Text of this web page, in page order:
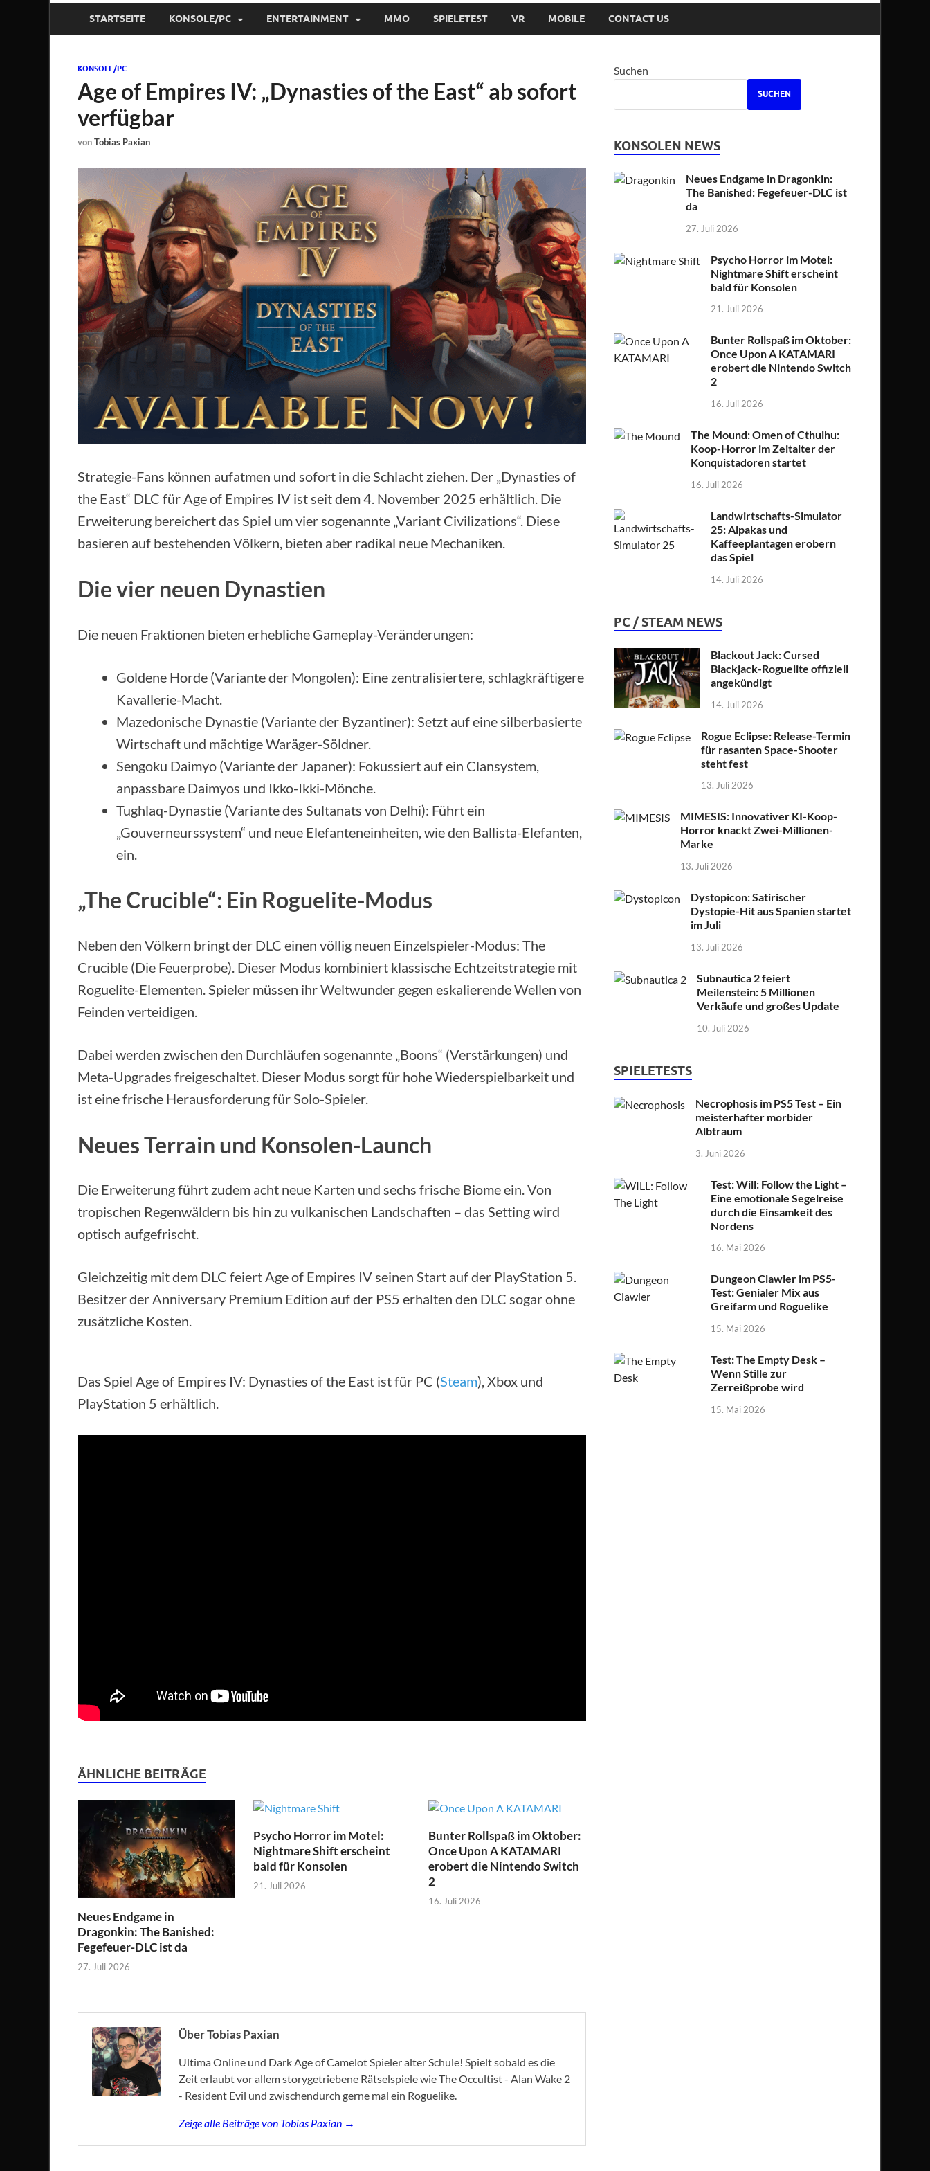
STARTSEITE KONSOLE/PC ENTERTAINMENT MMO SPIELETEST VR MOBILE CONTACT US
KONSOLE/PC
Age of Empires IV: „Dynasties of the East“ ab sofort
verfügbar
vonTobias Paxian
Strategie-Fans können aufatmen und sofort in die Schlacht ziehen. Der „Dynasties of
the East“ DLC für Age of Empires IV ist seit dem 4. November 2025 erhältlich. Die
Erweiterung bereichert das Spiel um vier sogenannte „Variant Civilizations“. Diese
basieren auf bestehenden Völkern, bieten aber radikal neue Mechaniken.
Die vier neuen Dynastien
Die neuen Fraktionen bieten erhebliche Gameplay-Veränderungen:
Goldene Horde (Variante der Mongolen): Eine zentralisiertere, schlagkräftigere
Kavallerie-Macht.
Mazedonische Dynastie (Variante der Byzantiner): Setzt auf eine silberbasierte
Wirtschaft und mächtige Waräger-Söldner.
Sengoku Daimyo (Variante der Japaner): Fokussiert auf ein Clansystem,
anpassbare Daimyos und Ikko-Ikki-Mönche.
Tughlaq-Dynastie (Variante des Sultanats von Delhi): Führt ein
„Gouverneurssystem“ und neue Elefanteneinheiten, wie den Ballista-Elefanten,
ein.
„The Crucible“: Ein Roguelite-Modus
Neben den Völkern bringt der DLC einen völlig neuen Einzelspieler-Modus: The
Crucible (Die Feuerprobe). Dieser Modus kombiniert klassische Echtzeitstrategie mit
Roguelite-Elementen. Spieler müssen ihr Weltwunder gegen eskalierende Wellen von
Feinden verteidigen.
Dabei werden zwischen den Durchläufen sogenannte „Boons“ (Verstärkungen) und
Meta-Upgrades freigeschaltet. Dieser Modus sorgt für hohe Wiederspielbarkeit und
ist eine frische Herausforderung für Solo-Spieler.
Neues Terrain und Konsolen-Launch
Die Erweiterung führt zudem acht neue Karten und sechs frische Biome ein. Von
tropischen Regenwäldern bis hin zu vulkanischen Landschaften – das Setting wird
optisch aufgefrischt.
Gleichzeitig mit dem DLC feiert Age of Empires IV seinen Start auf der PlayStation 5.
Besitzer der Anniversary Premium Edition auf der PS5 erhalten den DLC sogar ohne
zusätzliche Kosten.
Das Spiel Age of Empires IV: Dynasties of the East ist für PC (Steam), Xbox und
PlayStation 5 erhältlich.
ÄHNLICHE BEITRÄGE
Neues Endgame in
Dragonkin: The Banished:
Fegefeuer-DLC ist da
27. Juli 2026
Psycho Horror im Motel:
Nightmare Shift erscheint
bald für Konsolen
21. Juli 2026
Bunter Rollspaß im Oktober:
Once Upon A KATAMARI
erobert die Nintendo Switch
2
16. Juli 2026
Über Tobias Paxian
Ultima Online und Dark Age of Camelot Spieler alter Schule! Spielt sobald es die
Zeit erlaubt vor allem storygetriebene Rätselspiele wie The Occultist - Alan Wake 2
- Resident Evil und zwischendurch gerne mal ein Roguelike.
Zeige alle Beiträge von Tobias Paxian →
Suchen
SUCHEN
KONSOLEN NEWS
Neues Endgame in Dragonkin:
The Banished: Fegefeuer-DLC ist
da
27. Juli 2026
Psycho Horror im Motel:
Nightmare Shift erscheint
bald für Konsolen
21. Juli 2026
Bunter Rollspaß im Oktober:
Once Upon A KATAMARI
erobert die Nintendo Switch
2
16. Juli 2026
The Mound: Omen of Cthulhu:
Koop-Horror im Zeitalter der
Konquistadoren startet
16. Juli 2026
Landwirtschafts-Simulator
25: Alpakas und
Kaffeeplantagen erobern
das Spiel
14. Juli 2026
PC / STEAM NEWS
Blackout Jack: Cursed
Blackjack-Roguelite offiziell
angekündigt
14. Juli 2026
Rogue Eclipse: Release-Termin
für rasanten Space-Shooter
steht fest
13. Juli 2026
MIMESIS: Innovativer KI-Koop-
Horror knackt Zwei-Millionen-
Marke
13. Juli 2026
Dystopicon: Satirischer
Dystopie-Hit aus Spanien startet
im Juli
13. Juli 2026
Subnautica 2 feiert
Meilenstein: 5 Millionen
Verkäufe und großes Update
10. Juli 2026
SPIELETESTS
Necrophosis im PS5 Test – Ein
meisterhafter morbider
Albtraum
3. Juni 2026
Test: Will: Follow the Light –
Eine emotionale Segelreise
durch die Einsamkeit des
Nordens
16. Mai 2026
Dungeon Clawler im PS5-
Test: Genialer Mix aus
Greifarm und Roguelike
15. Mai 2026
Test: The Empty Desk –
Wenn Stille zur
Zerreißprobe wird
15. Mai 2026